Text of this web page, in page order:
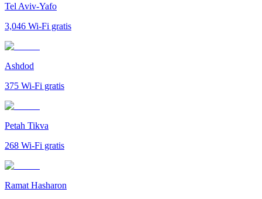
Tel Aviv-Yafo
3,046 Wi-Fi gratis
Ashdod
375 Wi-Fi gratis
Petah Tikva
268 Wi-Fi gratis
Ramat Hasharon